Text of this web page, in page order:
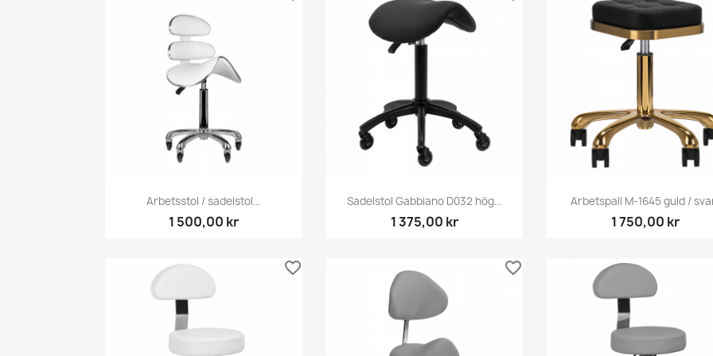
Snabbvy
Arbetsstol / sadelstol...
1 500,00 kr
Snabbvy
Sadelstol Gabbiano D032 hög...
1 375,00 kr
Snabbvy
Arbetspall M-1645 guld /
1 750,00 kr
favorite_border favorite_border